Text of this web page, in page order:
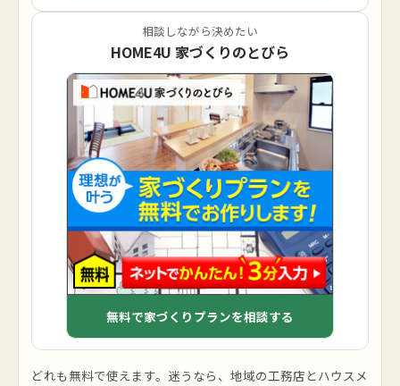
相談しながら決めたい
HOME4U 家づくりのとびら
無料で家づくりプランを相談する
どれも無料で使えます。迷うなら、地域の工務店とハウスメ